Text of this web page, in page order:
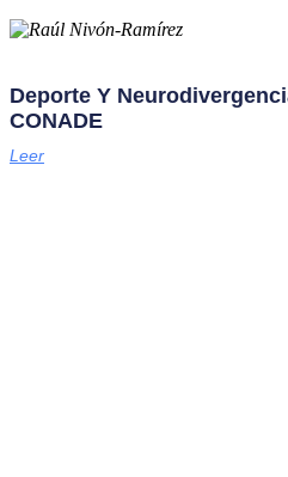
Deporte Y
CONADE
Leer